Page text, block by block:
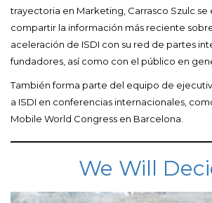
trayectoria en Marketing, Carrasco Szulc se
compartir la información más reciente
aceleración de ISDI con su red de partes
fundadores, así como con el público en
También forma parte del equipo de
a ISDI en conferencias internacionales,
Mobile World Congress en Barcelona.
We Will